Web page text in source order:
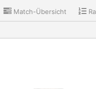
Match-Übersicht